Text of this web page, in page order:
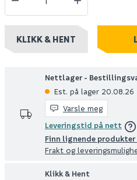
KLIKK & HENT
Nettlager -
Est. på lager 20.08.26
Varsle meg
Leveringstid på nett
Finn lignende
Frakt og
Klikk & Hent